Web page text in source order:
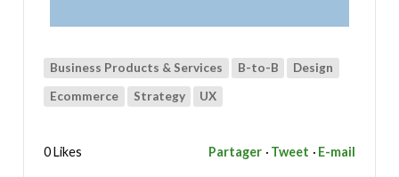
Business Products & Services B-to-B Design
Ecommerce Strategy UX
0 Likes Partager Tweet E-mail